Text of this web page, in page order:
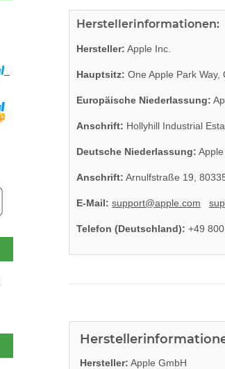
Herstellerinformationen:
Hersteller: Apple Inc.
Hauptsitz: One Apple Park Way,
Europäische Niederlassung:
Anschrift: Hollyhill Industrial
Deutsche Niederlassung:
Anschrift: Arnulfstraße 19,
E-Mail: support@apple.com
Telefon (Deutschland): +49
Hersteller: Apple GmbH